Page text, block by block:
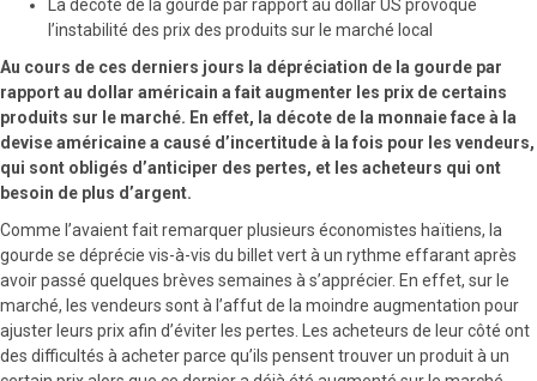
La décote de la gourde par rapport au dollar US provoque
l’instabilité des prix des produits sur le marché local
Au cours de ces derniers jours la dépréciation de la gourde par
rapport au dollar américain a fait augmenter les prix de certains
produits sur le marché. En effet, la décote de la monnaie face à la
devise américaine a causé d’incertitude à la fois pour les vendeurs,
qui sont obligés d’anticiper des pertes, et les acheteurs qui ont
besoin de plus d’argent.
Comme l’avaient fait remarquer plusieurs économistes haïtiens, la
gourde se déprécie vis-à-vis du billet vert à un rythme effarant après
avoir passé quelques brèves semaines à s’apprécier. En effet, sur le
marché, les vendeurs sont à l’affut de la moindre augmentation pour
ajuster leurs prix afin d’éviter les pertes. Les acheteurs de leur côté ont
des difficultés à acheter parce qu’ils pensent trouver un produit à un